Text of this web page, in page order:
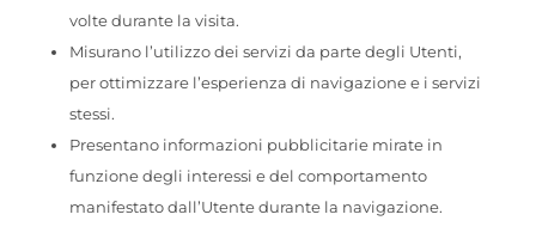
volte durante la visita.
Misurano l’utilizzo dei servizi da parte degli Utenti,
per ottimizzare l’esperienza di navigazione e i servizi
stessi.
Presentano informazioni pubblicitarie mirate in
funzione degli interessi e del comportamento
manifestato dall’Utente durante la navigazione.